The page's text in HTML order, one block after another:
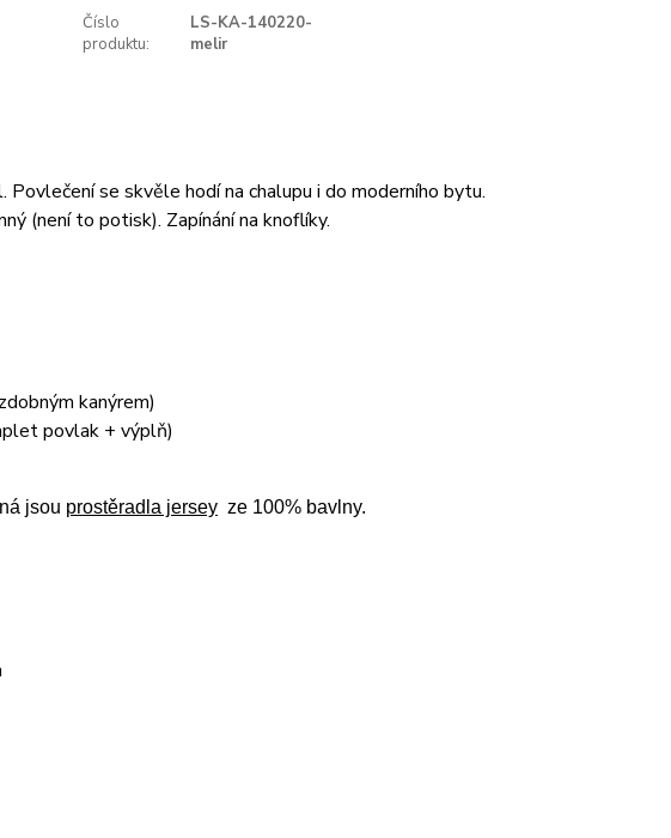
Číslo
produktu:
LS-KA-140220-
melir
Povlečení se skvěle hodí na chalupu i do moderního bytu.
(není to potisk). Zapínání na knoflíky.
kanýrem)
povlak + výplň)
jsou prostěradla jerseyze 100% bavlny.